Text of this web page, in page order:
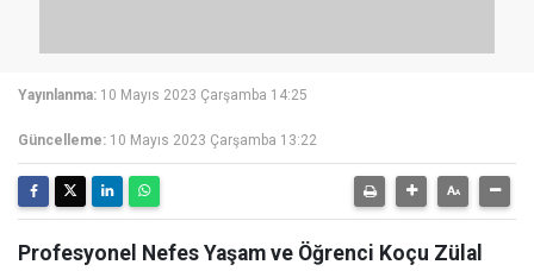
Yayınlanma: 10 Mayıs 2023 Çarşamba 14:25
Güncelleme: 10 Mayıs 2023 Çarşamba 13:22
Profesyonel Nefes Yaşam ve Öğrenci Koçu Zülal